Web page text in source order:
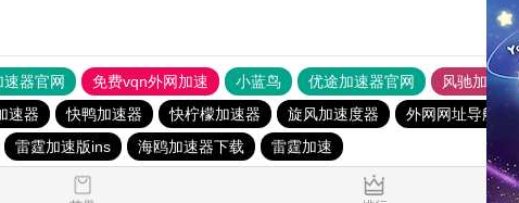
速器官网 免费vqn外网加速 小蓝鸟 优途加速器官网 风驰加速器
速器 快鸭加速器 快柠檬加速器 旋风加速度器 外网网址导航
雷霆加速版ins 海鸥加速器下载 雷霆加速